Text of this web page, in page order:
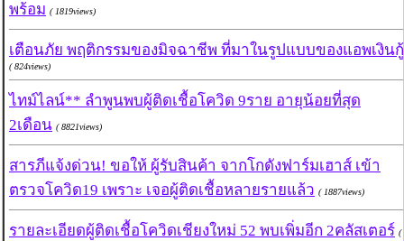
พร้อม ( 1819views)
เตือนภัย พฤติกรรมของมิจฉาชีพ ที่มาในรูปแบบของแอพเงินกู้
( 824views)
ไทม์ไลน์** ลำพูนพบผู้ติดเชื้อโควิด 9ราย อายุน้อยที่สุด
2เดือน ( 8821views)
สารภีแจ้งด่วน! ขอให้ ผู้รับสินค้า จากโกดังฟาร์มเฮาส์ เข้า
ตรวจโควิด19 เพราะ เจอผู้ติดเชื้อหลายรายแล้ว ( 1887views)
รายละเอียดผู้ติดเชื้อโควิดเชียงใหม่ 52 พบเพิ่มอีก 2คลัสเตอร์ (